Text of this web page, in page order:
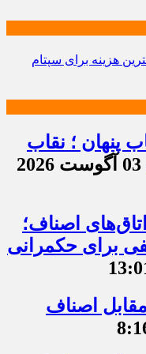
هزینه برای سپتام
پنهان ؛ نقاب
03 آگوست 2026
اصناف؛
برای حکمرانی
اصناف